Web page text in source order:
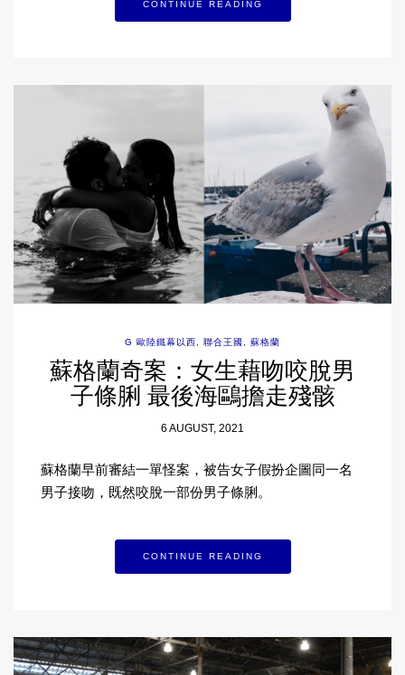
CONTINUE READING
G 歐陸鐵幕以西 聯合王國 蘇格蘭
蘇格蘭奇案：女生藉吻咬脫男
子條脷 最後海鷗擔走殘骸
6 AUGUST, 2021
蘇格蘭早前審結一單怪案，被告女子假扮企圖同一名
男子接吻，既然咬脫一部份男子條脷。
CONTINUE READING